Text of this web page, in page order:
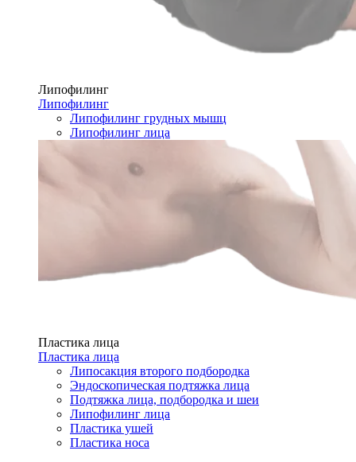
Липофилинг
Липофилинг
Липофилинг грудных мышц
Липофилинг лица
Пластика лица
Пластика лица
Липосакция второго подбородка
Эндоскопическая подтяжка лица
Подтяжка лица, подбородка и шеи
Липофилинг лица
Пластика ушей
Пластика носа